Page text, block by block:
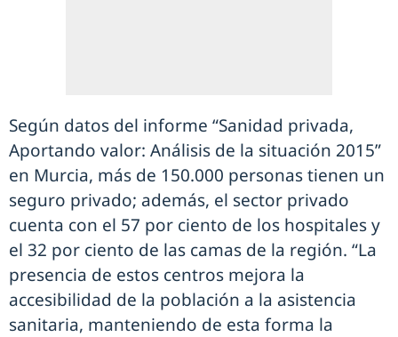
Según datos del informe “Sanidad privada,
Aportando valor: Análisis de la situación 2015”
en Murcia, más de 150.000 personas tienen un
seguro privado; además, el sector privado
cuenta con el 57 por ciento de los hospitales y
el 32 por ciento de las camas de la región. “La
presencia de estos centros mejora la
accesibilidad de la población a la asistencia
sanitaria, manteniendo de esta forma la